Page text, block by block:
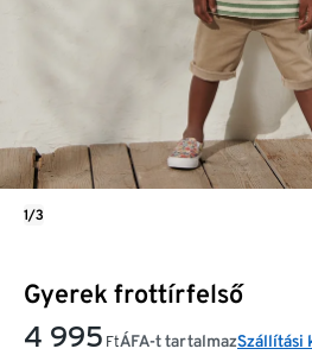
Gyerek frottírfelső
4 995 FtÁFA-t tartalmazSzállítási
1/3